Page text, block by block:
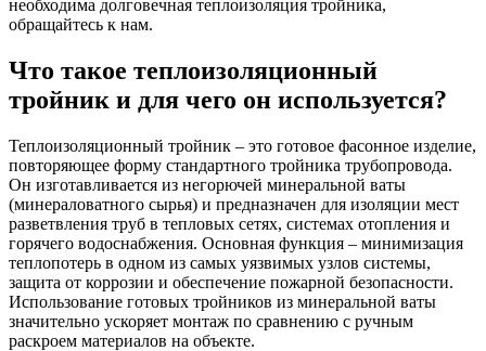
необходима долговечная теплоизоляция тройника,
обращайтесь к нам.
Что такое теплоизоляционный
тройник и для чего он используется?
Теплоизоляционный тройник – это готовое фасонное изделие,
повторяющее форму стандартного тройника трубопровода.
Он изготавливается из негорючей минеральной ваты
(минераловатного сырья) и предназначен для изоляции мест
разветвления труб в тепловых сетях, системах отопления и
горячего водоснабжения. Основная функция – минимизация
теплопотерь в одном из самых уязвимых узлов системы,
защита от коррозии и обеспечение пожарной безопасности.
Использование готовых тройников из минеральной ваты
значительно ускоряет монтаж по сравнению с ручным
раскроем материалов на объекте.